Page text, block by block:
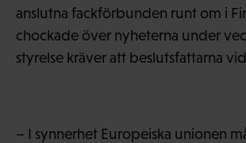
anslutna fackförbunden runt om i
chockade över nyheterna under
styrelse kräver att beslutsfattarna
– I synnerhet Europeiska unionen